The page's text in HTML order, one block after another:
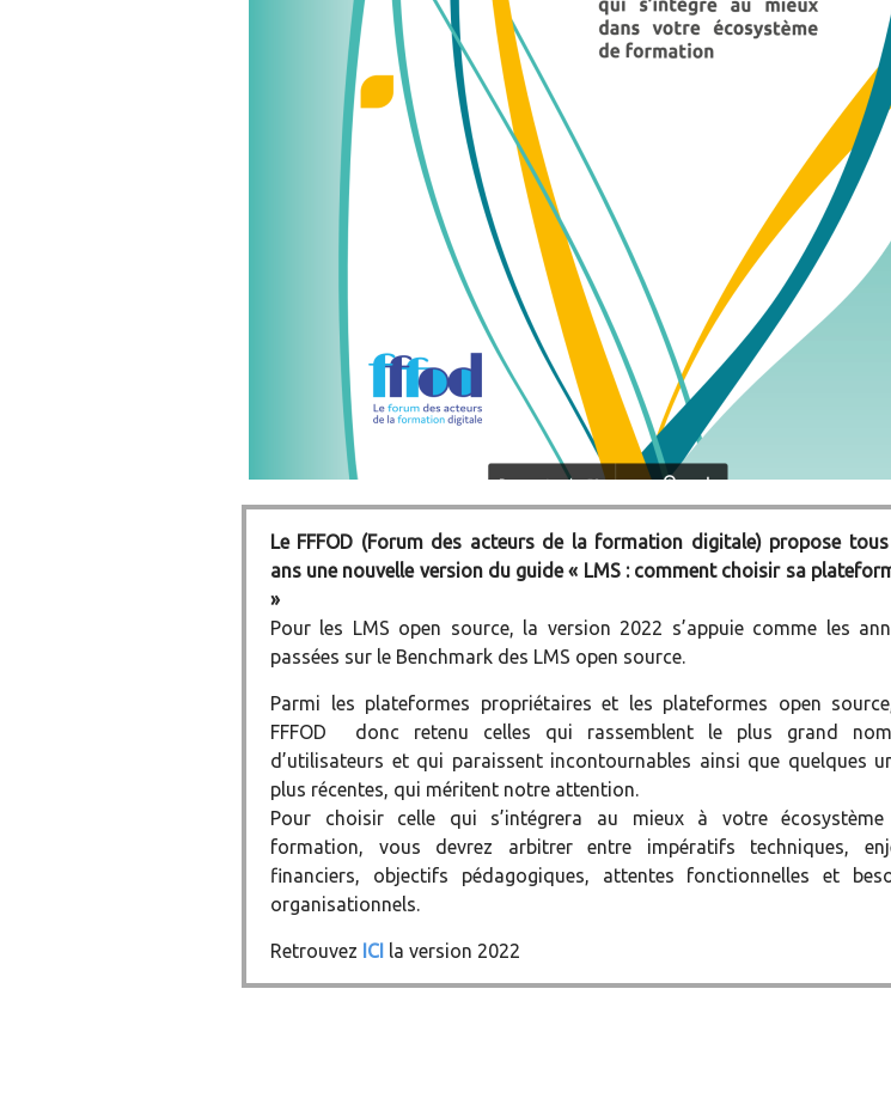
Le FFFOD (Forum des acteurs de la formation digitale) propose
ans une nouvelle version du guide « LMS : comment choisir sa
»
Pour les LMS open source, la version 2022 s’appuie comme les
passées sur le Benchmark des LMS open source.
Parmi les plateformes propriétaires et les plateformes open
FFFOD donc retenu celles qui rassemblent le plus grand
d’utilisateurs et qui paraissent incontournables ainsi que quelques
plus récentes, qui méritent notre attention.
Pour choisir celle qui s’intégrera au mieux à votre
formation, vous devrez arbitrer entre impératifs techniques,
financiers, objectifs pédagogiques, attentes fonctionnelles et
organisationnels.
Retrouvez ICI la version 2022